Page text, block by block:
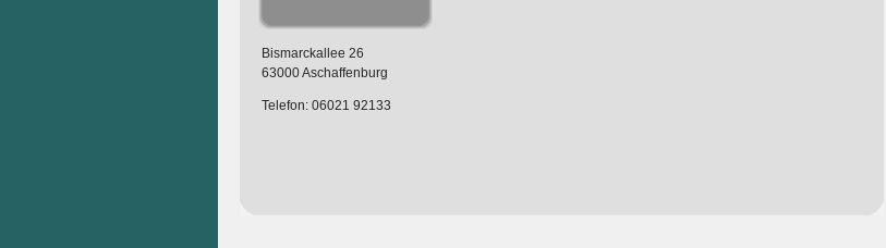
Bismarckallee 26
63000 Aschaffenburg
Telefon: 06021 92133